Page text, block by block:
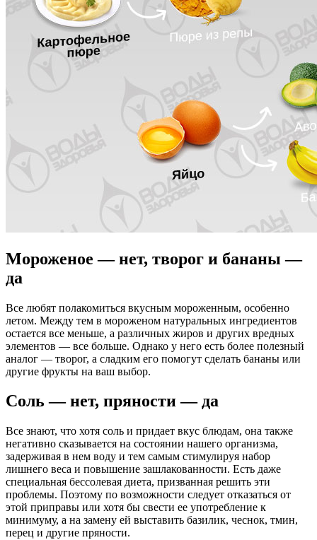
Мороженое — нет, творог и бананы —
да
Все любят полакомиться вкусным мороженным, особенно
летом. Между тем в мороженом натуральных ингредиентов
остается все меньше, а различных жиров и других вредных
элементов — все больше. Однако у него есть более полезный
аналог — творог, а сладким его помогут сделать бананы или
другие фрукты на ваш выбор.
Соль — нет, пряности — да
Все знают, что хотя соль и придает вкус блюдам, она также
негативно сказывается на состоянии нашего организма,
задерживая в нем воду и тем самым стимулируя набор
лишнего веса и повышение зашлакованности. Есть даже
специальная бессолевая диета, призванная решить эти
проблемы. Поэтому по возможности следует отказаться от
этой приправы или хотя бы свести ее употребление к
минимуму, а на замену ей выставить базилик, чеснок, тмин,
перец и другие пряности.